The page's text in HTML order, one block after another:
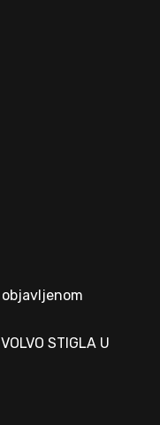
STIGLA U